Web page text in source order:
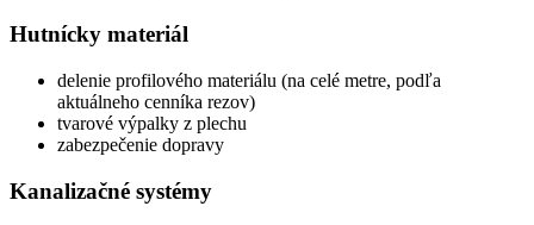
Hutnícky materiál
delenie profilového materiálu (na celé metre, podľa
aktuálneho cenníka rezov)
tvarové výpalky z plechu
zabezpečenie dopravy
Kanalizačné systémy